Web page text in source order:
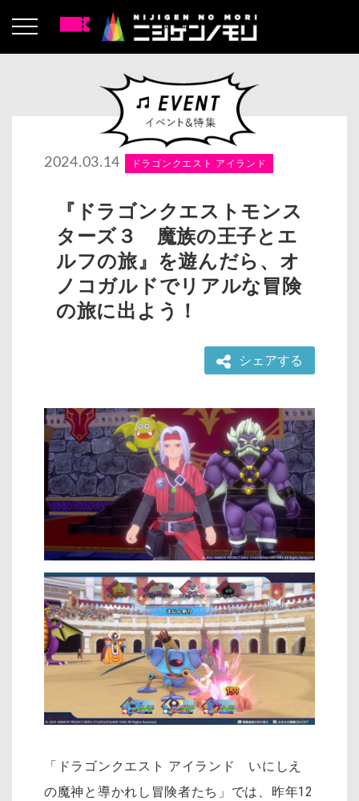
2024.03.14 ドラゴンクエスト アイランド
『ドラゴンクエストモンス
ターズ３ 魔族の王子とエ
ルフの旅』を遊んだら、オ
ノコガルドでリアルな冒険
の旅に出よう！
シェアする
「ドラゴンクエスト アイランド いにしえ
の魔神と導かれし冒険者たち」では、昨年12